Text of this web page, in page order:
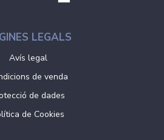
LEGALS
Avís legal
de venda
de dades
de Cookies